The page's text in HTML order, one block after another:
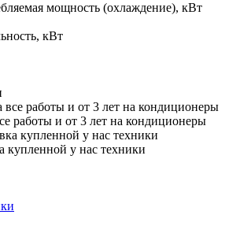
мощность (охлаждение), кВт
кВт
работы и от 3 лет на кондиционеры
купленной у нас техники